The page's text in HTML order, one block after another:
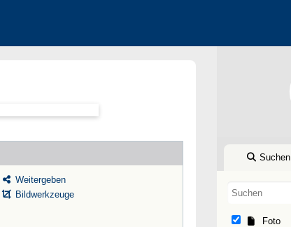
Suchen
Foto
Weitergeben
Bildwerkzeuge